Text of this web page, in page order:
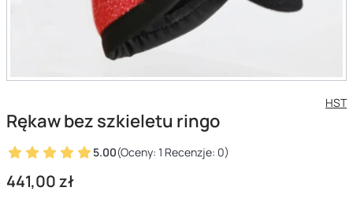
HST
Rękaw bez szkieletu ringo
5.00(Oceny: 1 Recenzje: 0)
Cena
441,00 zł